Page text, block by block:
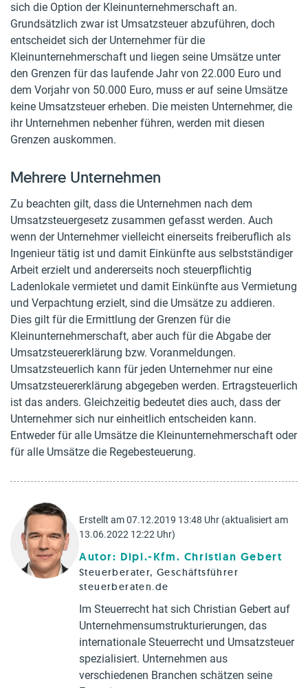
sich die Option der Kleinunternehmerschaft an.
Grundsätzlich zwar ist Umsatzsteuer abzuführen, doch
entscheidet sich der Unternehmer für die
Kleinunternehmerschaft und liegen seine Umsätze unter
den Grenzen für das laufende Jahr von 22.000 Euro und
dem Vorjahr von 50.000 Euro, muss er auf seine Umsätze
keine Umsatzsteuer erheben. Die meisten Unternehmer, die
ihr Unternehmen nebenher führen, werden mit diesen
Grenzen auskommen.
Mehrere Unternehmen
Zu beachten gilt, dass die Unternehmen nach dem
Umsatzsteuergesetz zusammen gefasst werden. Auch
wenn der Unternehmer vielleicht einerseits freiberuflich als
Ingenieur tätig ist und damit Einkünfte aus selbstständiger
Arbeit erzielt und andererseits noch steuerpflichtig
Ladenlokale vermietet und damit Einkünfte aus Vermietung
und Verpachtung erzielt, sind die Umsätze zu addieren.
Dies gilt für die Ermittlung der Grenzen für die
Kleinunternehmerschaft, aber auch für die Abgabe der
Umsatzsteuererklärung bzw. Voranmeldungen.
Umsatzsteuerlich kann für jeden Unternehmer nur eine
Umsatzsteuererklärung abgegeben werden. Ertragsteuerlich
ist das anders. Gleichzeitig bedeutet dies auch, dass der
Unternehmer sich nur einheitlich entscheiden kann.
Entweder für alle Umsätze die Kleinunternehmerschaft oder
für alle Umsätze die Regebesteuerung.
Erstellt am 07.12.2019 13:48 Uhr (aktualisiert am
13.06.2022 12:22 Uhr)
Autor: Dipl.-Kfm. Christian Gebert
Steuerberater, Geschäftsführer
steuerberaten.de
Im Steuerrecht hat sich Christian Gebert auf
Unternehmensumstrukturierungen, das
internationale Steuerrecht und Umsatzsteuer
spezialisiert. Unternehmen aus
verschiedenen Branchen schätzen seine